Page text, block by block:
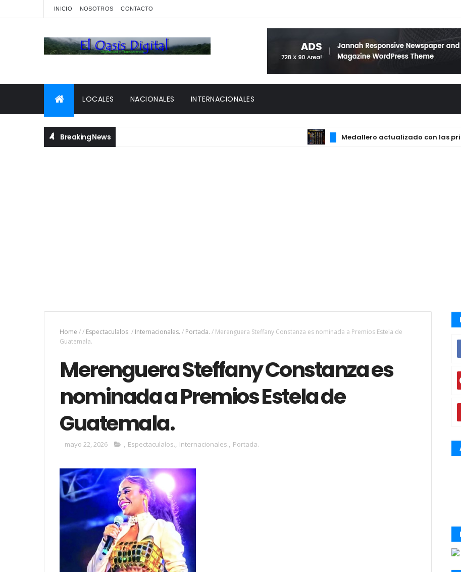
INICIO NOSOTROS CONTACTO
LOCALES NACIONALES INTERNACIONALES
Breaking News Medallero actualizado con las
Home // Espectaculalos. / Internacionales. / Portada. / Merenguera Steffany Constanza es nominada a Premios Estela de
Guatemala.
Merenguera Steffany Constanza es
nominada a Premios Estela de
Guatemala.
mayo 22, 2026 , Espectaculalos., Internacionales., Portada.